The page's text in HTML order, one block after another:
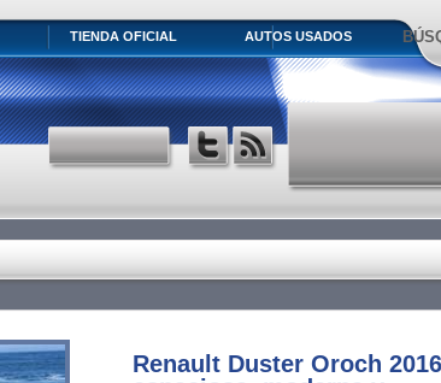
TIENDA OFICIAL AUTOS USADOS
Renault Duster Oroch